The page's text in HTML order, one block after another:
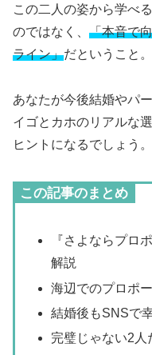
この二人の姿から学べ
のではなく、 「本音で
ライン」だということ。
あなたが今後結婚やパ
イゴとカホのリアルな
ヒントになるでしょう。
この記事のまとめ
『さよならプロ
解説
海辺でのプロポ
結婚後もSNSで
完璧じゃない2人